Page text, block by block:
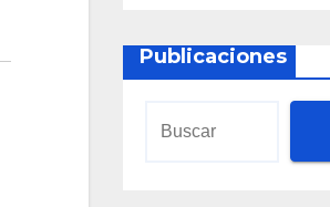
Publicaciones